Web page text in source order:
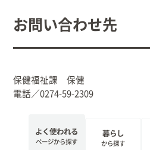
お問い合わせ先
保健福祉課 保健
電話／0274-59-2309
よく使われる
ページから探す
暮らし
から探す